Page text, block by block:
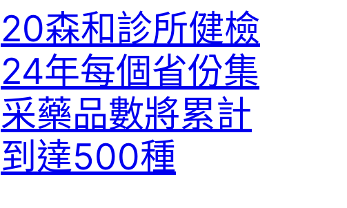
20森和診所健檢
24年每個省份集
采藥品數將累計
到達500種